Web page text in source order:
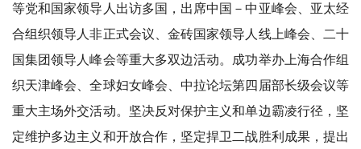
等党和国家领导人出访多国，出席中国－中亚峰会、亚太经
合组织领导人非正式会议、金砖国家领导人线上峰会、二十
国集团领导人峰会等重大多双边活动。成功举办上海合作组
织天津峰会、全球妇女峰会、中拉论坛第四届部长级会议等
重大主场外交活动。坚决反对保护主义和单边霸凌行径，坚
定维护多边主义和开放合作，坚定捍卫二战胜利成果，提出